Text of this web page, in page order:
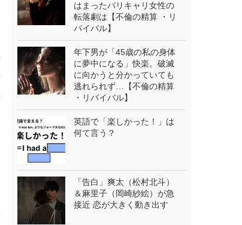
はまったバリキャリ女性の
転落劇は【不倫の精算 ・リ
バイバル】
年下男が「45歳の私の身体
に夢中になる」快楽。破滅
に向かうと分かっていても
逃れられず…【不倫の精算
・リバイバル】
英語で「楽しかった！」は
何て言う？
「告白」爽太（松村北斗）
＆麻里子（岡崎紗絵）が急
接近 恋が大きく動き出す